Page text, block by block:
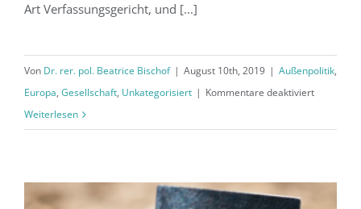
Art Verfassungsgericht, und [...]
Von Dr. rer. pol. Beatrice Bischof | August 10th, 2019 | Außenpolitik,
Europa, Gesellschaft, Unkategorisiert | Kommentare deaktiviertfür
eine
Weiterlesen